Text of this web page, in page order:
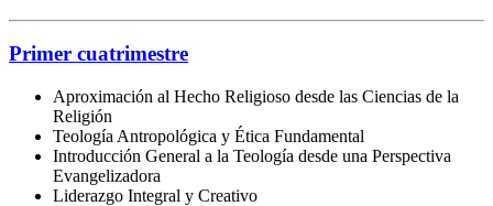
Primer cuatrimestre
Aproximación al Hecho Religioso desde las Ciencias de la
Religión
Teología Antropológica y Ética Fundamental
Introducción General a la Teología desde una Perspectiva
Evangelizadora
Liderazgo Integral y Creativo